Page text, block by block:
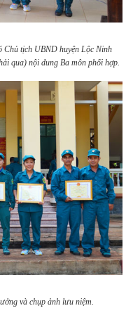
Chủ tịch UBND huyện Lộc Ninh
qua) nội dung Ba môn phối hợp.
và chụp ảnh lưu niệm.